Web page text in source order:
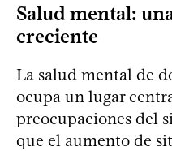
Salud mental:
creciente
La salud mental de
ocupa un lugar
preocupaciones del
que el aumento de